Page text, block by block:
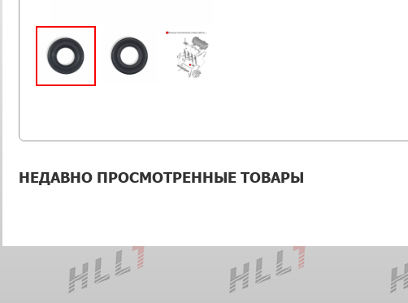
НЕДАВНО ПРОСМОТРЕННЫЕ ТОВАРЫ